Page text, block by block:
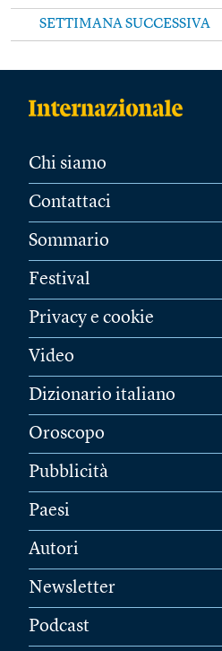
SETTIMANA SUCCESSIVA
Chi siamo
Contattaci
Sommario
Festival
Privacy e cookie
Video
Dizionario italiano
Oroscopo
Pubblicità
Paesi
Autori
Newsletter
Podcast